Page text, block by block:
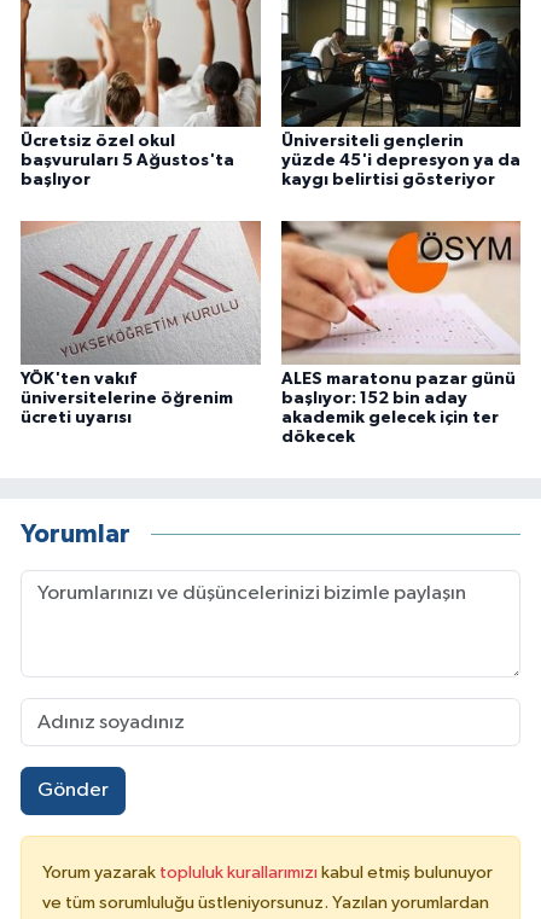
Ücretsiz özel okul
başvuruları 5 Ağustos'ta
başlıyor
Üniversiteli gençlerin
yüzde 45'i depresyon ya da
kaygı belirtisi gösteriyor
YÖK'ten vakıf
üniversitelerine öğrenim
ücreti uyarısı
ALES maratonu pazar günü
başlıyor: 152 bin aday
akademik gelecek için ter
dökecek
Yorumlar
Gönder
Yorum yazarak topluluk kurallarımızı kabul etmiş bulunuyor
ve tüm sorumluluğu üstleniyorsunuz. Yazılan yorumlardan